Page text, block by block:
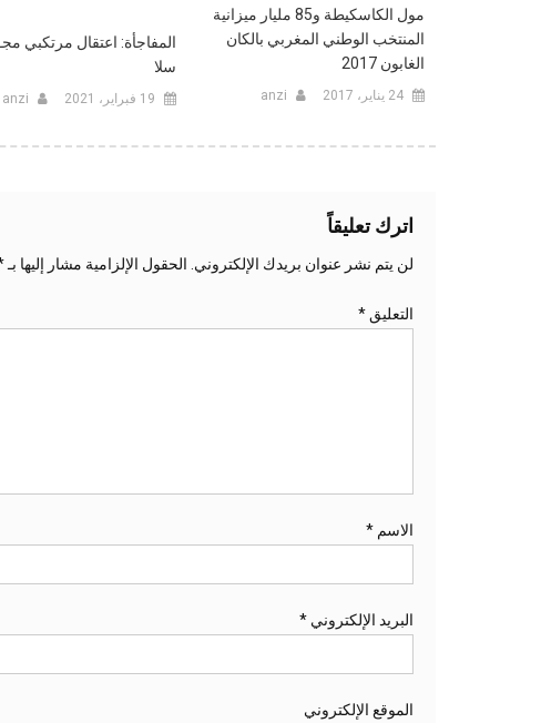
مول الكاسكيطة و85 مليار ميزانية
المنتخب الوطني المغربي بالكان
الغابون 2017
24 يناير، 2017 anzi
المفاجأة: اعتقال مرتكبي
سلا
19 فبراير، 2021 anzi
اترك تعليقاً
لن يتم نشر عنوان بريدك الإلكتروني. الحقول الإلزامية مشار إليها بـ
التعليق *
الاسم *
البريد الإلكتروني *
الموقع الإلكتروني